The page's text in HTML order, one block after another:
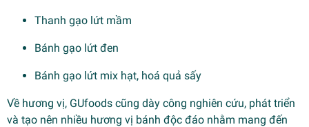
Thanh gạo lứt mầm
Bánh gạo lứt đen
Bánh gạo lứt mix hạt, hoá quả sấy
Về hương vị, GUfoods cũng dày công nghiên cứu, phát triển
và tạo nên nhiều hương vị bánh độc đáo nhằm mang đến